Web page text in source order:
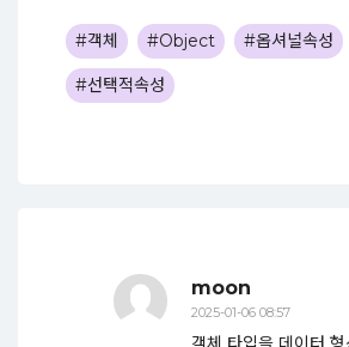
#객체 #Object #옵셔널속성
#선택적속성
moon
2025-01-06 08:57